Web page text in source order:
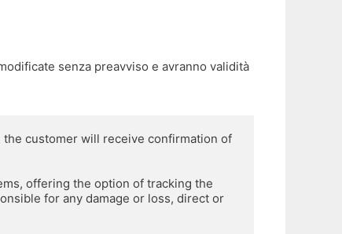
senza preavviso e avranno validità
customer will receive confirmation of
offering the option of tracking the
for any damage or loss, direct or